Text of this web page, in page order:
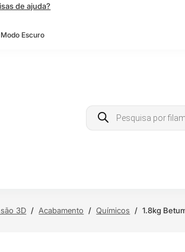
de ajuda?
Escuro
Products
search
3D / Acabamento / Químicos / 1.8kg